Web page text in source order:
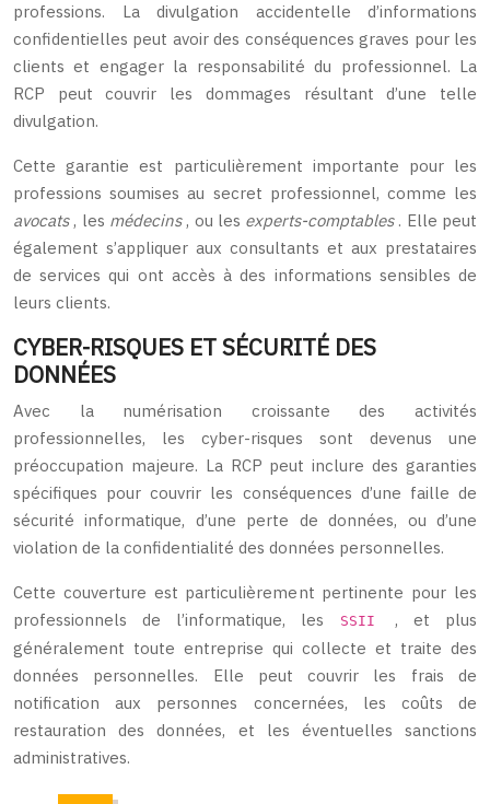
professions. La divulgation accidentelle d’informations
confidentielles peut avoir des conséquences graves pour les
clients et engager la responsabilité du professionnel. La
RCP peut couvrir les dommages résultant d’une telle
divulgation.
Cette garantie est particulièrement importante pour les
professions soumises au secret professionnel, comme les
avocats , les médecins , ou les experts-comptables . Elle peut
également s’appliquer aux consultants et aux prestataires
de services qui ont accès à des informations sensibles de
leurs clients.
CYBER-RISQUES ET SÉCURITÉ DES
DONNÉES
Avec la numérisation croissante des activités
professionnelles, les cyber-risques sont devenus une
préoccupation majeure. La RCP peut inclure des garanties
spécifiques pour couvrir les conséquences d’une faille de
sécurité informatique, d’une perte de données, ou d’une
violation de la confidentialité des données personnelles.
Cette couverture est particulièrement pertinente pour les
professionnels de l’informatique, les
SSII , et plus
généralement toute entreprise qui collecte et traite des
données personnelles. Elle peut couvrir les frais de
notification aux personnes concernées, les coûts de
restauration des données, et les éventuelles sanctions
administratives.